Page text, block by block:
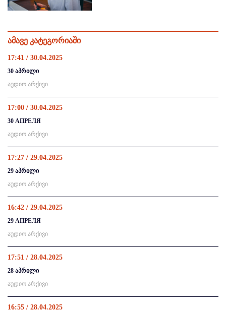
ამავე კატეგორიაში
17:41 / 30.04.2025
30 აპრილი
აუდიო არქივი
17:00 / 30.04.2025
30 АПРЕЛЯ
აუდიო არქივი
17:27 / 29.04.2025
29 აპრილი
აუდიო არქივი
16:42 / 29.04.2025
29 АПРЕЛЯ
აუდიო არქივი
17:51 / 28.04.2025
28 აპრილი
აუდიო არქივი
16:55 / 28.04.2025